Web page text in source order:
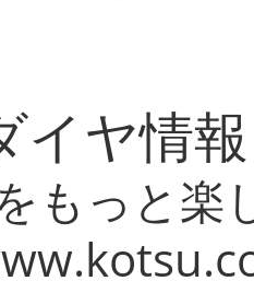
イヤ情
もっと楽